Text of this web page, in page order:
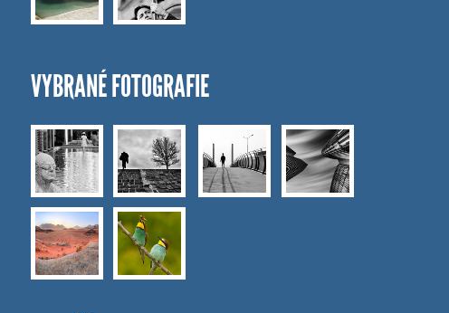
VYBRANÉ FOTOGRAFIE